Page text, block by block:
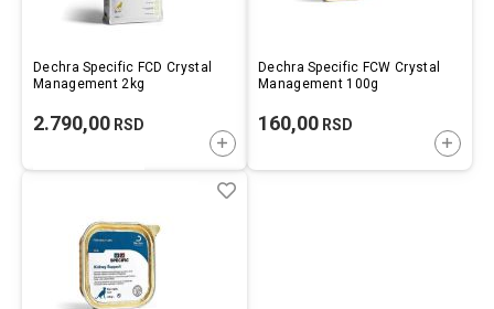
Dechra Specific FCD Crystal
Management 2kg
2.790,00 RSD
DODAJTE U KORPU
Dechra Specific FCW Crystal
Management 100g
160,00 RSD
Lista
Uporedi